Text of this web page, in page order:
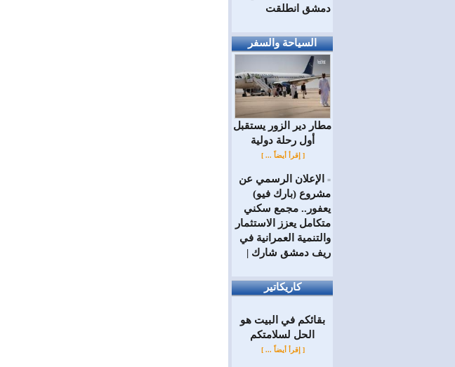
دمشق انطلقت
السياحة والسفر
مطار دير الزور يستقبل
أول رحلة دولية
[ إقرأ أيضاً ... ]
=
الإعلان الرسمي عن
مشروع (بارك فيو)
يعفور.. مجمع سكني
متكامل يعزز الاستثمار
والتنمية العمرانية في
ريف دمشق شارك |
كاريكاتير
بقائكم في البيت هو
الحل لسلامتكم
[ إقرأ أيضاً ... ]